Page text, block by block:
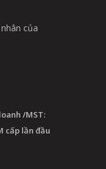
của
/MST:
cấp lần đầu